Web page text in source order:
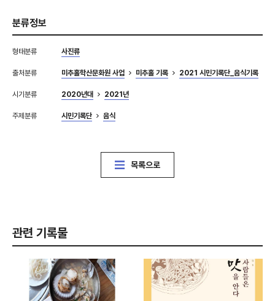
분류정보
형태분류 사진류
출처분류 미추홀학산문화원 사업 미추홀 기록 2021 시민기록단_음식기록
시기분류 2020년대 2021년
주제분류 시민기록단 음식
목록으로
관련 기록물